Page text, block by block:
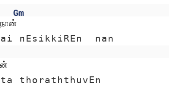
Gm
nEsikkiREn  nan
thoraththuvEn